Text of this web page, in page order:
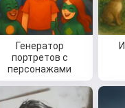
Генератор
портретов с
персонажами